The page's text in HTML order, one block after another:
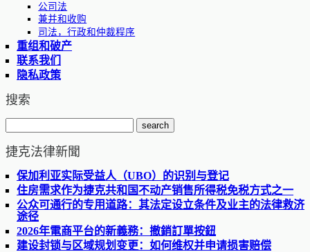
公司法
兼并和收购
司法，行政和仲裁程序
重组和破产
联系我们
隐私政策
搜索
捷克法律新聞
保加利亚实际受益人（UBO）的识别与登记
住房需求作为捷克共和国不动产销售所得税免税方式之一
公众可通行的专用道路：其法定设立条件及业主的法律救济
途径
2026年電商平台的新義務：撤銷訂單按鈕
建设封锁与区域规划变更：如何维权并申请损害赔偿